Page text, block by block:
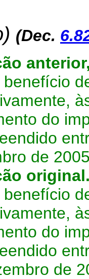
(Dec.
benefício
do
de
benefício
do
de